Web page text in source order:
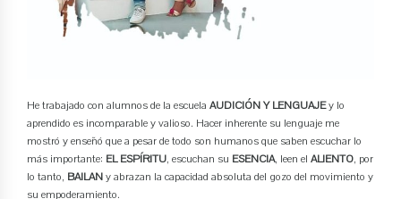
He trabajado con alumnos de la escuela AUDICIÓN Y LENGUAJEy lo
aprendido es incomparable y valioso. Hacer inherente su lenguaje me
mostró y enseñó que a pesar de todo son humanos que saben escuchar lo
más importante: EL ESPÍRITU, escuchan su ESENCIA, leen el ALIENTO, por
lo tanto, BAILANy abrazan la capacidad absoluta del gozo del movimiento y
su empoderamiento.